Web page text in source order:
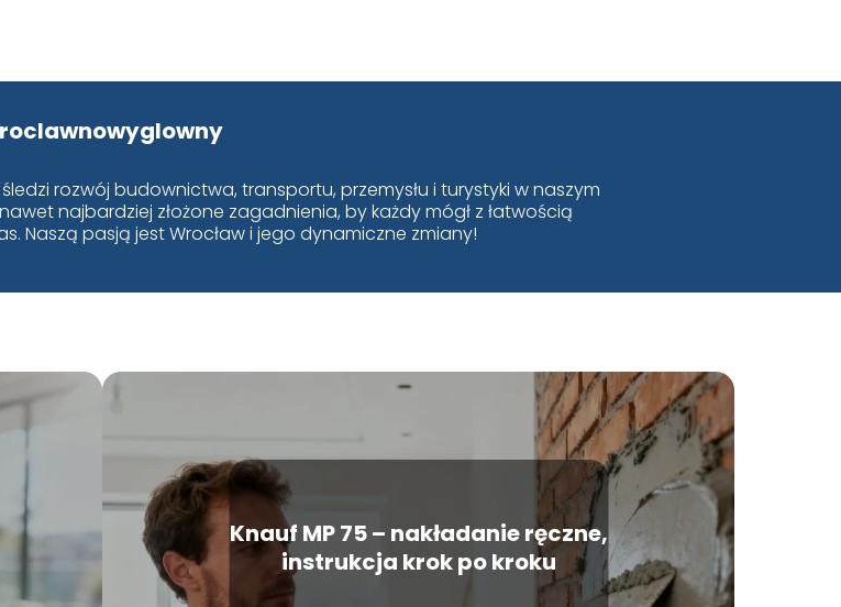
rozwój budownictwa, transportu, przemysłu i turystyki w naszym
najbardziej złożone zagadnienia, by każdy mógł z łatwością
Naszą pasją jest Wrocław i jego dynamiczne zmiany!
Knauf MP 75 – nakładanie ręczne,
instrukcja krok po kroku